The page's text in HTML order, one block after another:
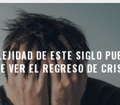
DE ESTE SIGLO
VER EL REGRESO DE